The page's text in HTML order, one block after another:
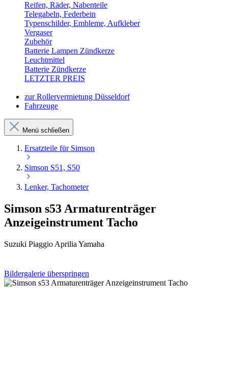
Reifen, Räder, Nabenteile
Telegabeln, Federbein
Typenschilder, Embleme, Aufkleber
Vergaser
Zubehör
Batterie Lampen Zündkerze
Leuchtmittel
Batterie Zündkerze
LETZTER PREIS
zur Rollervermietung Düsseldorf
Fahrzeuge
Menü schließen
Ersatzteile für Simson
Simson S51, S50
Lenker, Tachometer
Simson s53 Armaturenträger
Anzeigeinstrument Tacho
Suzuki Piaggio Aprilia Yamaha
Bildergalerie überspringen